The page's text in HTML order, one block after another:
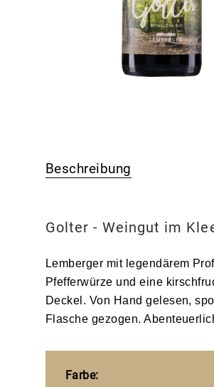
Beschreibung
Golter - Weingut im
Lemberger mit legendärem
Pfefferwürze und eine
Deckel. Von Hand gelesen,
Flasche gezogen.
Farbe: